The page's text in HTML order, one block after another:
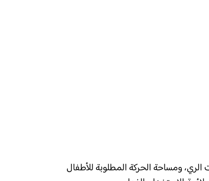
ومساحة الحركة المطلوبة للأطفال